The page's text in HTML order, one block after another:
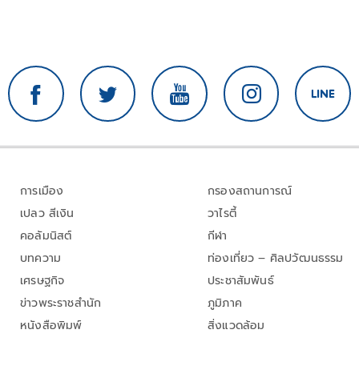
การเมือง
เปลว สีเงิน
คอลัมนิสต์
บทความ
เศรษฐกิจ
ข่าวพระราชสำนัก
หนังสือพิมพ์
กรองสถานการณ์
วาไรตี้
กีฬา
ท่องเที่ยว – ศิลปวัฒนธรรม
ประชาสัมพันธ์
ภูมิภาค
สิ่งแวดล้อม